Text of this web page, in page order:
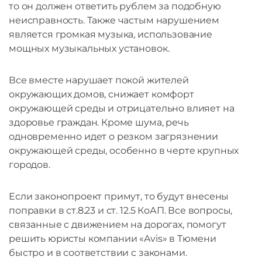
то он должен ответить рублем за подобную
неисправность. Также частым нарушением
является громкая музыка, использование
мощных музыкальных установок.
Все вместе нарушает покой жителей
окружающих домов, снижает комфорт
окружающей среды и отрицательно влияет на
здоровье граждан. Кроме шума, речь
одновременно идет о резком загрязнении
окружающей среды, особенно в черте крупных
городов.
Если законопроект примут, то будут внесены
поправки в ст.8.23 и ст. 12.5 КоАП. Все вопросы,
связанные с движением на дорогах, помогут
решить юристы компании «Avis» в Тюмени
быстро и в соответствии с законами.